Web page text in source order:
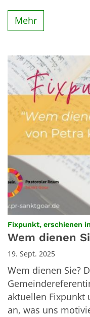
Mehr
Fixpunkt, erschienen
Wem dienen
19. Sept. 2025
Wem dienen Sie?
aktuellen Fixpunkt
an, was uns